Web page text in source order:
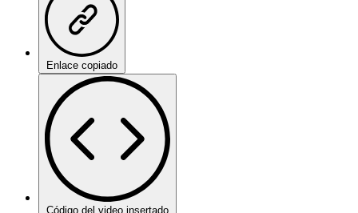
Enlace copiado
Código del video insertado